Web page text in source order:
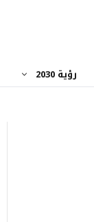
رؤية 2030